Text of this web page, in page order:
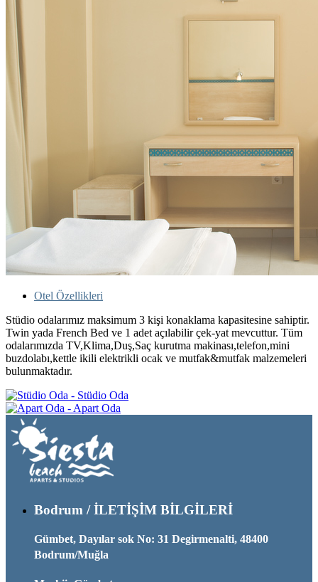
Otel Özellikleri
Stüdio odalarımız maksimum 3 kişi konaklama kapasitesine sahiptir.
Twin yada French Bed ve 1 adet açılabilir çek-yat mevcuttur. Tüm
odalarımızda TV,Klima,Duş,Saç kurutma makinası,telefon,mini
buzdolabı,kettle ikili elektrikli ocak ve mutfak&mutfak malzemeleri
bulunmaktadır.
Stüdio Oda
Apart Oda
Bodrum / İLETİŞİM BİLGİLERİ
Gümbet, Dayılar sok No: 31 Degirmenalti, 48400
Bodrum/Muğla